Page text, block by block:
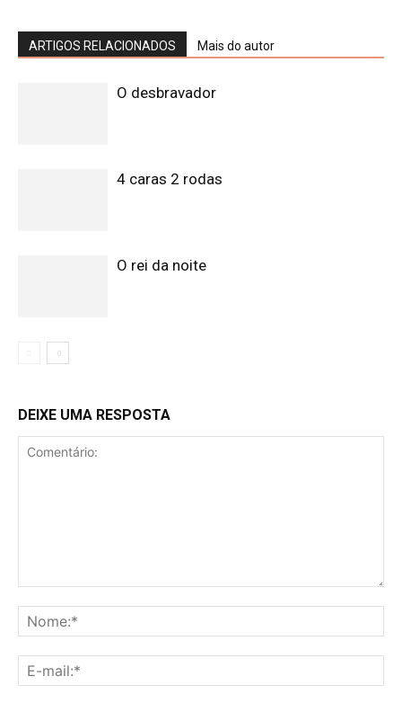
ARTIGOS RELACIONADOS Mais do autor
O desbravador
4 caras 2 rodas
O rei da noite
DEIXE UMA RESPOSTA